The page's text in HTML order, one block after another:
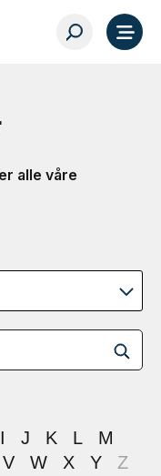
alle våre
I J K L
M
V W X Y
Z